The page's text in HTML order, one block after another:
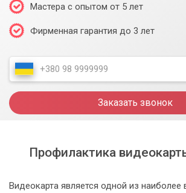
Мастера с опытом от 5 лет
Фирменная гарантия до 3 лет
Заказать звонок
Профилактика
Видеокарта является одной из наиболее